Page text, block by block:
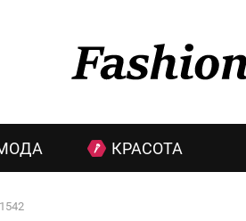
КРАСОТА
1542